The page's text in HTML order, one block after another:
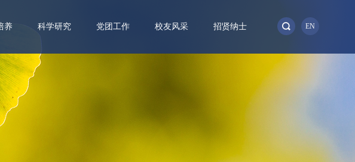
养 科学研究 党团工作 校友风采 招贤纳士 EN